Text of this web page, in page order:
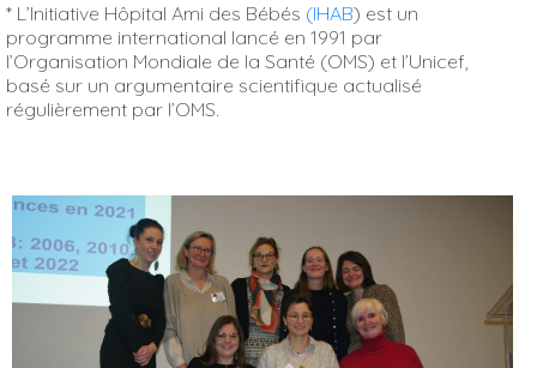
*L’Initiative Hôpital Ami des Bébés (IHAB) est un
programme international lancé en 1991 par
l’Organisation Mondiale de la Santé (OMS) et l’Unicef,
basé sur un argumentaire scientifique actualisé
régulièrement par l’OMS.